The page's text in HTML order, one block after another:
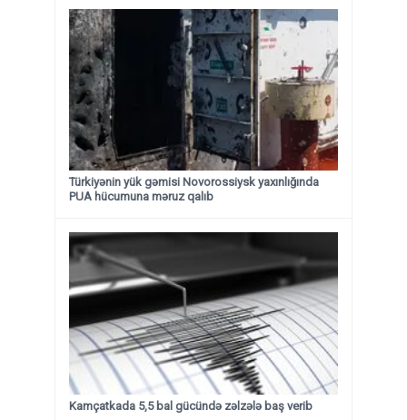
Türkiyənin yük gəmisi Novorossiysk yaxınlığında
PUA hücumuna məruz qalıb
Kamçatkada 5,5 bal gücündə zəlzələ baş verib